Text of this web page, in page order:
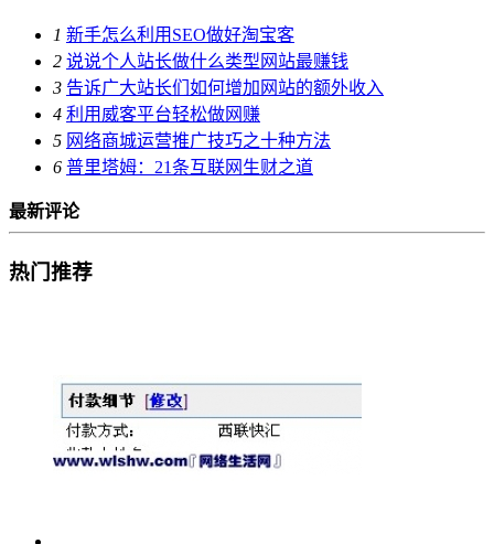
1 新手怎么利用SEO做好淘宝客
2 说说个人站长做什么类型网站最赚钱
3 告诉广大站长们如何增加网站的额外收入
4 利用威客平台轻松做网赚
5 网络商城运营推广技巧之十种方法
6 普里塔姆：21条互联网生财之道
最新评论
热门推荐